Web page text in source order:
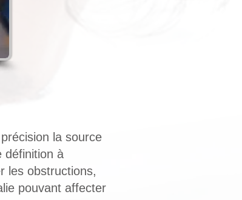
la source
définition à
les obstructions,
pouvant affecter